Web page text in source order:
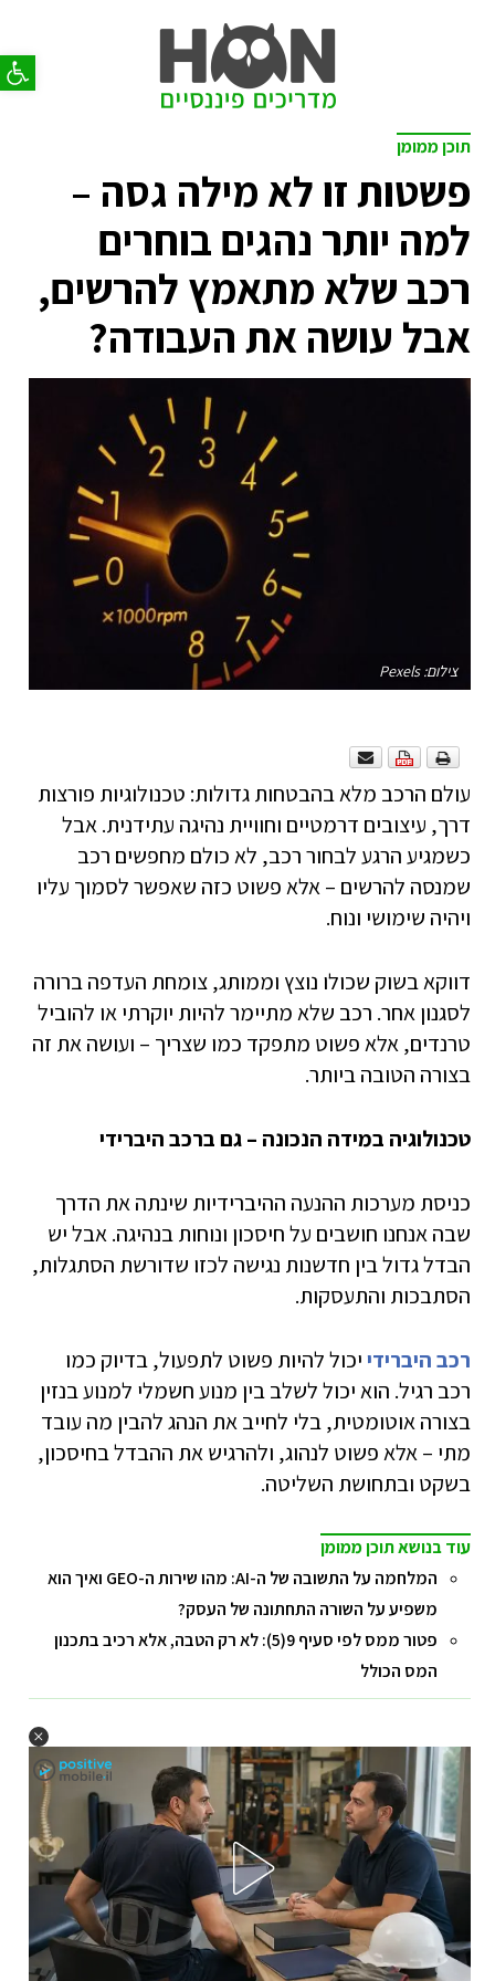
פתח
תוכן ממומן
פשטות זו לא מילה גסה –
למה יותר נהגים בוחרים
רכב שלא מתאמץ להרשים,
אבל עושה את העבודה?
צילום: Pexels
עולם הרכב מלא בהבטחות גדולות: טכנולוגיות פורצות
דרך, עיצובים דרמטיים וחוויית נהיגה עתידנית. אבל
כשמגיע הרגע לבחור רכב, לא כולם מחפשים רכב
שמנסה להרשים – אלא פשוט כזה שאפשר לסמוך עליו
ויהיה שימושי ונוח.
דווקא בשוק שכולו נוצץ וממותג, צומחת העדפה ברורה
לסגנון אחר. רכב שלא מתיימר להיות יוקרתי או להוביל
טרנדים, אלא פשוט מתפקד כמו שצריך – ועושה את זה
בצורה הטובה ביותר.
טכנולוגיה במידה הנכונה – גם ברכב היברידי
כניסת מערכות ההנעה ההיברידיות שינתה את הדרך
שבה אנחנו חושבים על חיסכון ונוחות בנהיגה. אבל יש
הבדל גדול בין חדשנות נגישה לכזו שדורשת הסתגלות,
הסתבכות והתעסקות.
רכב היברידייכול להיות פשוט לתפעול, בדיוק כמו
רכב רגיל. הוא יכול לשלב בין מנוע חשמלי למנוע בנזין
בצורה אוטומטית, בלי לחייב את הנהג להבין מה עובד
מתי – אלא פשוט לנהוג, ולהרגיש את ההבדל בחיסכון,
בשקט ובתחושת השליטה.
עוד בנושא תוכן ממומן
המלחמה על התשובה של ה-AI: מהו שירות ה-GEO ואיך הוא
משפיע על השורה התחתונה של העסק?
פטור ממס לפי סעיף 9(5): לא רק הטבה, אלא רכיב בתכנון
המס הכולל